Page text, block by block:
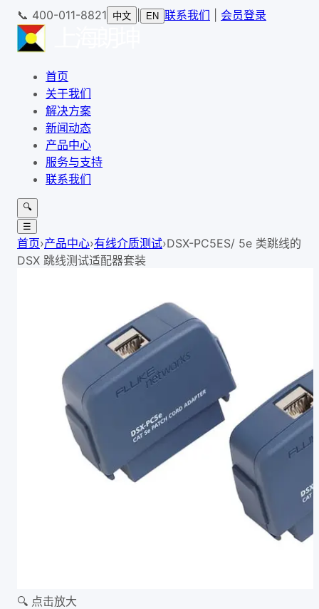
📞 400-011-8821 中文 EN 联系我们 会员登录
首页
关于我们
解决方案
新闻动态
产品中心
服务与支持
联系我们
🔍
☰
首页›产品中心›有线介质测试›DSX-PC5ES/ 5e 类跳线的
DSX 跳线测试适配器套装
🔍 点击放大